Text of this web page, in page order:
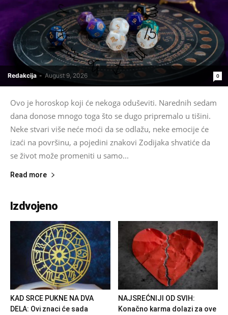
Redakcija - August 9, 2026 0
Ovo je horoskop koji će nekoga oduševiti. Narednih sedam
dana donose mnogo toga što se dugo pripremalo u tišini.
Neke stvari više neće moći da se odlažu, neke emocije će
izaći na površinu, a pojedini znakovi Zodijaka shvatiće da
se život može promeniti u samo...
Read more
Izdvojeno
KAD SRCE PUKNE NA DVA
DELA: Ovi znaci će sada
NAJSREĆNIJI OD SVIH:
Konačno karma dolazi za ove